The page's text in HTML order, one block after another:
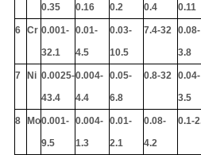
0.35
0.16
0.2
0.4
0.11
6 Cr 0.001-
32.1
0.01-
4.5
0.03-
10.5
7.4-32
0.08-
3.8
7 Ni 0.0025-
43.4
0.004-
4.4
0.05-
6.8
0.8-32
0.04-
3.5
8 Mo0.001-
9.5
0.004-
1.3
0.01-
2.1
0.08-
4.2
0.1-